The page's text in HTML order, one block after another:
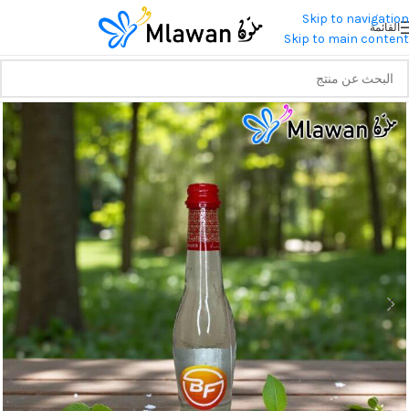
Skip to navigation
Skip to main content
القائمة